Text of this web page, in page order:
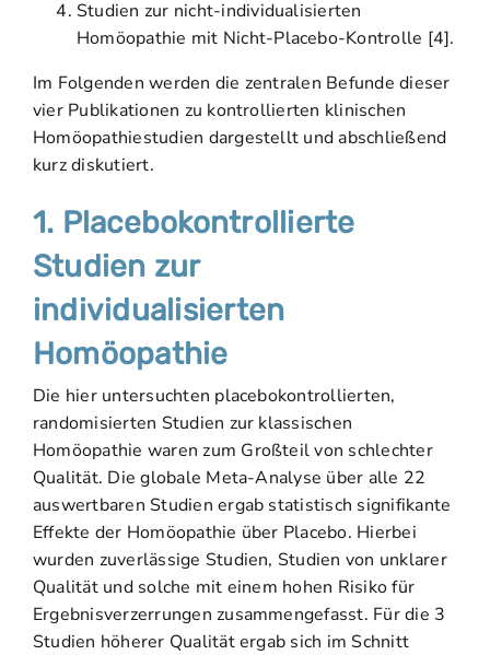
Studien zur nicht-individualisierten
Homöopathie mit Nicht-Placebo-Kontrolle [4].
Im Folgenden werden die zentralen Befunde dieser
vier Publikationen zu kontrollierten klinischen
Homöopathiestudien dargestellt und abschließend
kurz diskutiert.
1. Placebokontrollierte
Studien zur
individualisierten
Homöopathie
Die hier untersuchten placebokontrollierten,
randomisierten Studien zur klassischen
Homöopathie waren zum Großteil von schlechter
Qualität. Die globale Meta-Analyse über alle 22
auswertbaren Studien ergab statistisch signifikante
Effekte der Homöopathie über Placebo. Hierbei
wurden zuverlässige Studien, Studien von unklarer
Qualität und solche mit einem hohen Risiko für
Ergebnisverzerrungen zusammengefasst. Für die 3
Studien höherer Qualität ergab sich im Schnitt